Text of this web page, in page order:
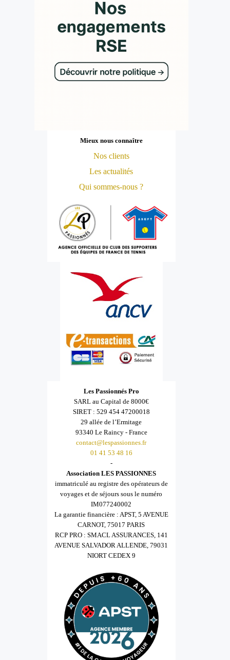
Mieux nous connaître
Nos clients
Les actualités
Qui sommes-nous ?
Les Passionnés Pro
SARL au Capital de 8000€
SIRET : 529 454 47200018
29 allée de l’Ermitage
93340 Le Raincy - France
contact@lespassionnes.fr
01 41 53 48 16
-
Association LES PASSIONNES
immatriculé au registre des opérateurs de
voyages et de séjours sous le numéro
IM077240002
La garantie financière : APST, 5 AVENUE
CARNOT, 75017 PARIS
RCP PRO : SMACL ASSURANCES, 141
AVENUE SALVADOR ALLENDE, 79031
NIORT CEDEX 9